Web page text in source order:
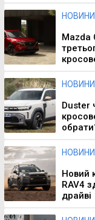
НОВИНИ
Mazda
НОВИНИ
Duster
НОВИНИ
Новий
RAV4
драйві